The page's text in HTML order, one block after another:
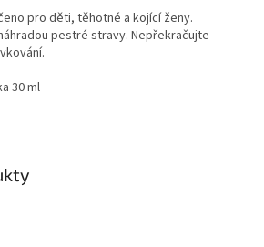
pro děti, těhotné a kojící ženy.
pestré stravy. Nepřekračujte
30 ml